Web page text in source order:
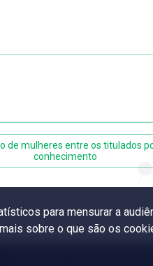
de mulheres entre os titulados
conhecimento
para mensurar a
sobre o que são os